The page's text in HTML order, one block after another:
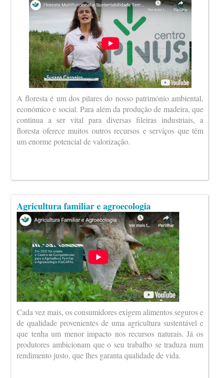
A floresta é um dos pilares do nosso património ambiental,
económico e social. Para além da produção de madeira, que
continua a ser vital para diversas fileiras industriais, a
floresta oferece muitos outros recursos e serviços que têm
um enorme potencial de valorização.
Agricultura familiar e agroecologia
Cada vez mais, os consumidores exigem alimentos seguros e
de qualidade provenientes de uma agricultura sustentável e
que tenha um menor impacto nos recursos naturais. Já os
produtores ambicionam que o seu trabalho se traduza num
rendimento justo, que lhes garanta qualidade de vida.